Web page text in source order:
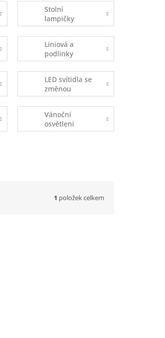
Stolní
lampičky
Liniová a
podlinky
LED svítidla se
změnou
teploty
chromatičnosti
Vánoční
osvětlení
1 položek celkem